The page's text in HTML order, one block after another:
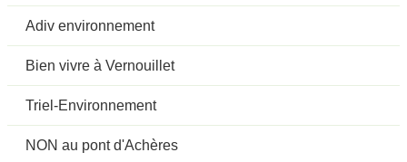
Adiv environnement
Bien vivre à Vernouillet
Triel-Environnement
NON au pont d'Achères